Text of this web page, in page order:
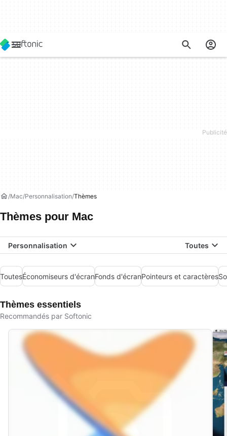
Mac Personnalisation Thèmes
Thèmes pour Mac
Personnalisation Toutes
ToutesÉconomiseurs d'écranFonds d'écranPointeurs et caractères
Thèmes essentiels
Recommandés par Softonic